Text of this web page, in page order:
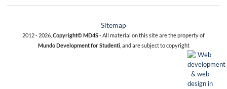
Sitemap
2012 - 2026, Copyright© MD4S- All material on this site are the property of
Mundo Development for Studenti, and are subject to copyright